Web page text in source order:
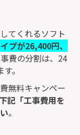
てくれるソフト
プが26,400円、
費の分割は、24
。
無料キャンペー
記「工事費用を
。